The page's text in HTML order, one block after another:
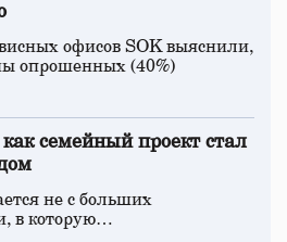
офисов SOK выяснили,
опрошенных (40%)
семейный проект стал
не с больших
в которую…